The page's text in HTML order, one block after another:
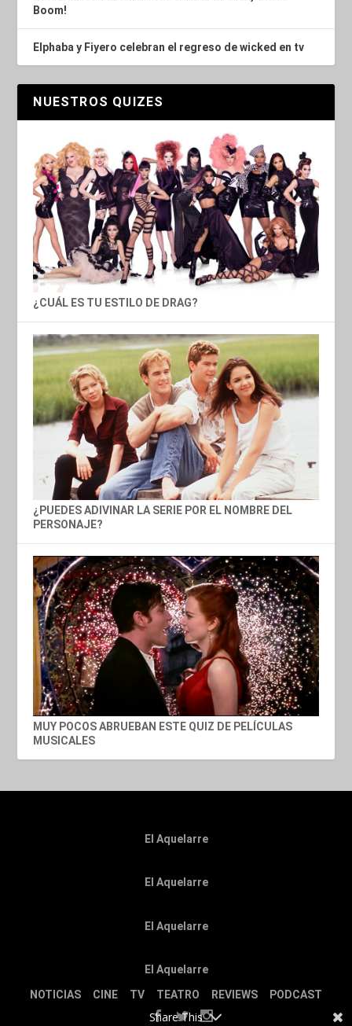
Boom!
Elphaba y Fiyero celebran el regreso de wicked en tv
NUESTROS QUIZES
¿CUÁL ES TU ESTILO DE DRAG?
¿PUEDES ADIVINAR LA SERIE POR EL NOMBRE DEL
PERSONAJE?
MUY POCOS ABRUEBAN ESTE QUIZ DE PELÍCULAS
MUSICALES
El Aquelarre
El Aquelarre
El Aquelarre
El Aquelarre
NOTICIAS
CINE TV TEATRO REVIEWS PODCAST
Share This